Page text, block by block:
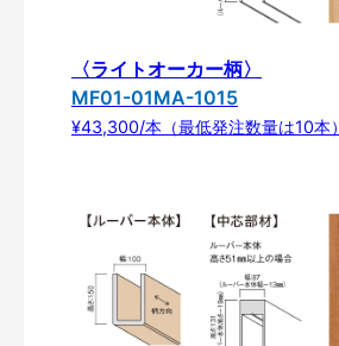
〈ライトオーカー柄〉
MF01-01MA-1015
¥43,300/本（最低発注数量は10本）